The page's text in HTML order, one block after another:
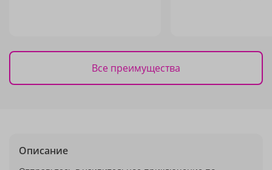
Все преимущества
Описание